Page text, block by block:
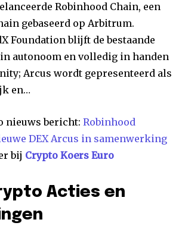
Robinhood Chain, een
gebaseerd op Arbitrum.
Foundation blijft de bestaande
autonoom en volledig in handen
Arcus wordt gepresenteerd als
en…
nieuws bericht: Robinhood
DEX Arcus in samenwerking
bij Crypto Koers Euro
Acties en